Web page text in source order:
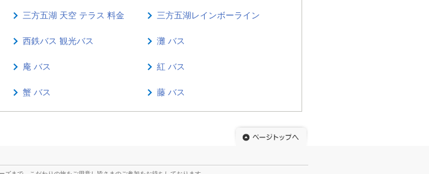
三方五湖 天空 テラス 料金 三方五湖レインボーライン
西鉄バス 観光バス 灘 バス
庵 バス 紅 バス
蟹 バス 藤 バス